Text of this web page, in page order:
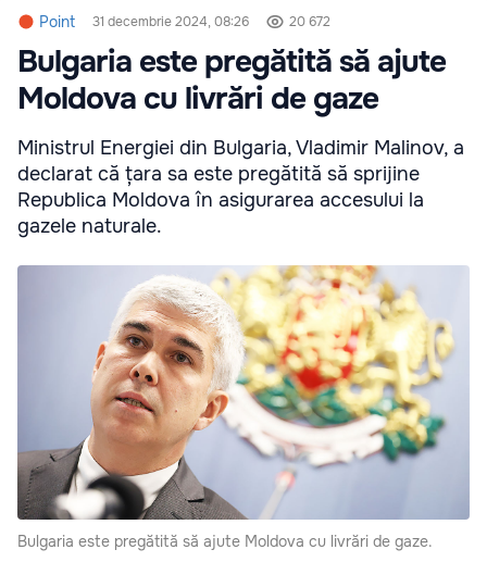
Point 31 decembrie 2024, 08:26 20 672
Bulgaria este pregătită să ajute
Moldova cu livrări de gaze
Ministrul Energiei din Bulgaria, Vladimir Malinov, a
declarat că țara sa este pregătită să sprijine
Republica Moldova în asigurarea accesului la
gazele naturale.
Bulgaria este pregătită să ajute Moldova cu livrări de gaze.